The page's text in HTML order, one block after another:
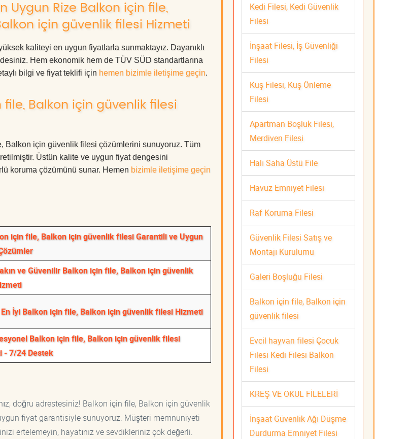
Uygun Rize Balkon için file,
için güvenlik filesi Hizmeti
kaliteyi en uygun fiyatlarla sunmaktayız. Dayanıklı
Hem ekonomik hem de TÜV SÜD standartlarına
bilgi ve fiyat teklifi için hemen bizimle iletişime geçin.
Balkon için güvenlik filesi
Balkon için güvenlik filesi çözümlerini sunuyoruz. Tüm
Üstün kalite ve uygun fiyat dengesini
koruma çözümünü sunar. Hemen bizimle iletişime geçin
için file, Balkon için güvenlik filesi Garantili ve Uygun
ve Güvenilir Balkon için file, Balkon için güvenlik
En İyi Balkon için file, Balkon için güvenlik filesi Hizmeti
Balkon için file, Balkon için güvenlik filesi
- 7/24 Destek
doğru adrestesiniz! Balkon için file, Balkon için güvenlik
fiyat garantisiyle sunuyoruz. Müşteri memnuniyeti
ertelemeyin, hayatınız ve sevdikleriniz çok değerli.
Kedi Filesi, Kedi Güvenlik
Filesi
İnşaat Filesi, İş Güvenliği
Filesi
Kuş Filesi, Kuş Önleme
Filesi
Apartman Boşluk Filesi,
Merdiven Filesi
Halı Saha Üstü File
Havuz Emniyet Filesi
Raf Koruma Filesi
Güvenlik Filesi Satış ve
Montajı Kurulumu
Galeri Boşluğu Filesi
Balkon için file, Balkon için
güvenlik filesi
Evcil hayvan filesi Çocuk
Filesi Kedi Filesi Balkon
Filesi
KREŞ VE OKUL FİLELERİ
İnşaat Güvenlik Ağı Düşme
Durdurma Emniyet Filesi